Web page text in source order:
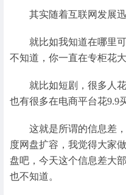
其实随着互联网发展
就比如我知道在哪里
不知道，你一直在专柜花
就比如短剧，很多人
也有很多在电商平台花9.9
这就是所谓的信息差
度网盘扩容，我觉得大家
盘吧，今天这个信息差大
也不知道。